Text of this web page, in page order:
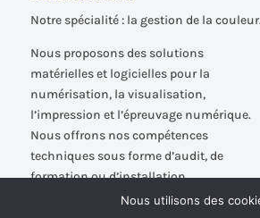
Notre spécialité : la gestion de la
Nous proposons des solutions
matérielles et logicielles pour la
numérisation, la visualisation,
l’impression et l’épreuvage numérique.
Nous offrons nos compétences
techniques sous forme d’audit, de
formation ou d’installation.
Nous utilisons des